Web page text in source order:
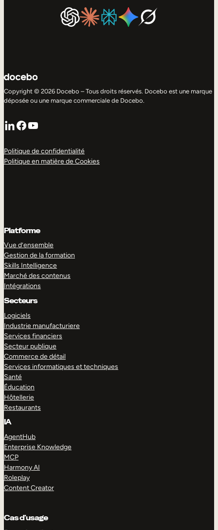
Copyright © 2026 Docebo – Tous droits réservés. Docebo est une marque
déposée ou une marque commerciale de Docebo.
LinkedIn
Facebook
YouTube
Politique de confidentialité
Politique en matière de Cookies
Platforme
Vue d’ensemble
Gestion de la formation
Skills Intelligence
Marché des contenus
Intégrations
Secteurs
Logiciels
Industrie manufacturiere
Services financiers
Secteur publique
Commerce de détail
Services informatiques et techniques
Santé
Éducation
Hôtellerie
Restaurants
IA
AgentHub
Enterprise Knowledge
MCP
Harmony AI
Roleplay
Content Creator
Cas d’usage